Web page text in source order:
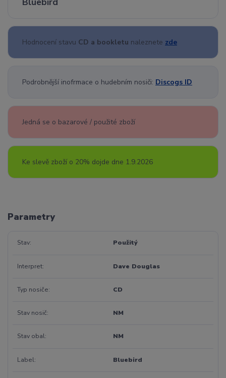
Hodnocení stavu CD a bookletu naleznete zde
Podrobnější inofrmace o hudebním nosiči: Discogs ID
Jedná se o bazarové / použité zboží
Ke slevě zboží o 20% dojde dne 1.9.2026
Parametry
Stav Použitý
Interpret Dave Douglas
Typ nosiče CD
Stav nosič NM
Stav obal NM
Label Bluebird